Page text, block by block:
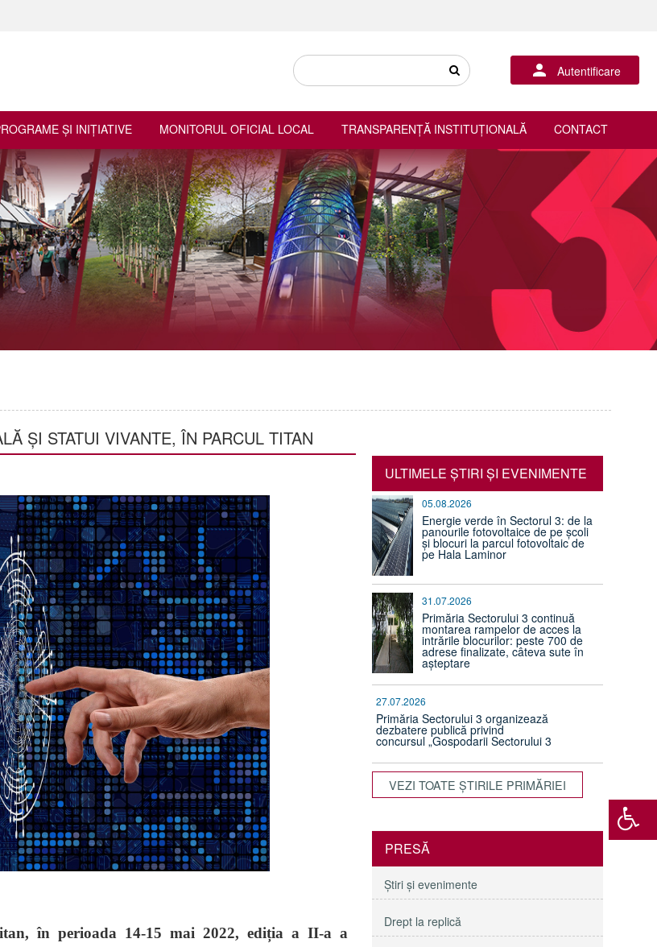
Autentificare
ŞI INIŢIATIVE MONITORUL OFICIAL LOCAL TRANSPARENȚĂ INSTITUȚIONALĂ CONTACT
ȘI STATUI VIVANTE, ÎN PARCUL TITAN
în perioada 14-15 mai 2022, ediția a II-a a
ULTIMELE ŞTIRI ŞI EVENIMENTE
05.08.2026
Energie verde în Sectorul 3: de la
panourile fotovoltaice de pe școli
și blocuri la parcul fotovoltaic de
pe Hala Laminor
31.07.2026
Primăria Sectorului 3 continuă
montarea rampelor de acces la
intrările blocurilor: peste 700 de
adrese finalizate, câteva sute în
așteptare
27.07.2026
Primăria Sectorului 3 organizează
dezbatere publică privind
concursul „Gospodarii Sectorului 3
VEZI TOATE ŞTIRILE PRIMĂRIEI
PRESĂ
Ştiri şi evenimente
Drept la replică